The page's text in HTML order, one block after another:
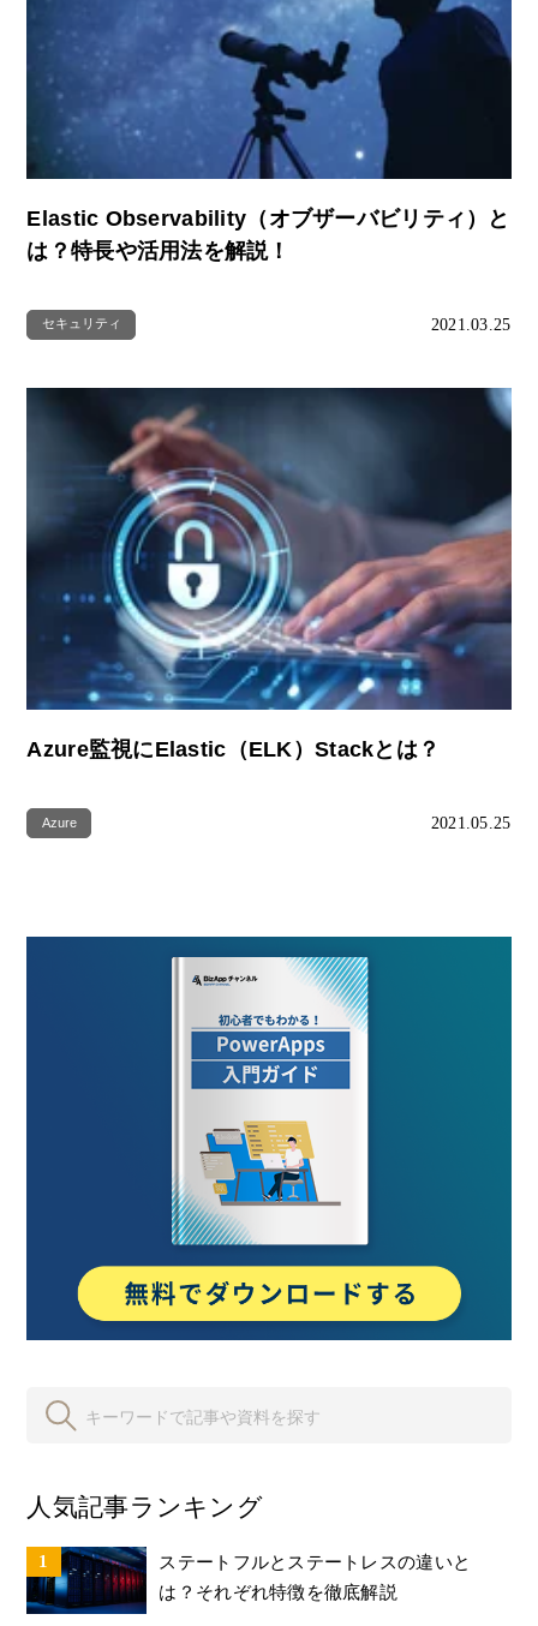
Elastic Observability（オブザーバビリティ）と
は？特長や活用法を解説！
セキュリティ 2021.03.25
Azure監視にElastic（ELK）Stackとは？
Azure 2021.05.25
人気記事ランキング
ステートフルとステートレスの違いと
は？それぞれ特徴を徹底解説